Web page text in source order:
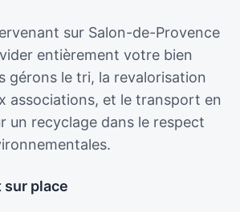
sur Salon-de-Provence
entièrement votre bien
gérons le tri, la revalorisation
associations, et le transport en
un recyclage dans le respect
sur place